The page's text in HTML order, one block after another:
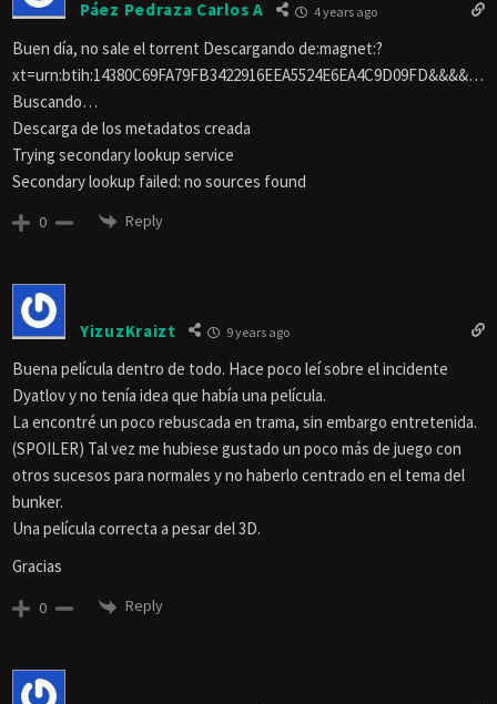
Páez Pedraza Carlos A 4 years ago
Buen día, no sale el torrent Descargando de:magnet:?
xt=urn:btih:14380C69FA79FB3422916EEA5524E6EA4C9D09FD&&&&…
Buscando…
Descarga de los metadatos creada
Trying secondary lookup service
Secondary lookup failed: no sources found
0 Reply
YizuzKraizt 9 years ago
Buena película dentro de todo. Hace poco leí sobre el incidente
Dyatlov y no tenía idea que había una película.
La encontré un poco rebuscada en trama, sin embargo entretenida.
(SPOILER) Tal vez me hubiese gustado un poco más de juego con
otros sucesos para normales y no haberlo centrado en el tema del
bunker.
Una película correcta a pesar del 3D.
Gracias
0 Reply